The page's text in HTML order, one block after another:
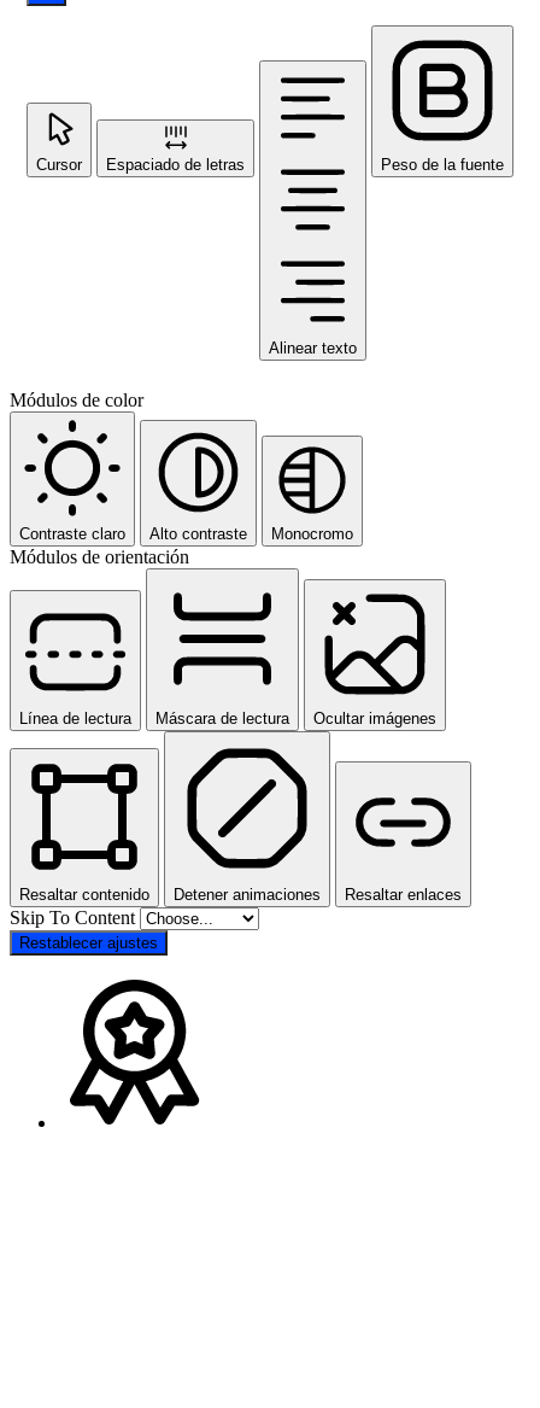
Cursor Espaciado de letras
Alinear texto
Peso de la fuente
Módulos de color
Contraste claro Alto contraste Monocromo
Módulos de orientación
Línea de lectura Máscara de lectura Ocultar imágenes
Resaltar contenido Detener animaciones Resaltar enlaces
Skip To Content
Restablecer ajustes